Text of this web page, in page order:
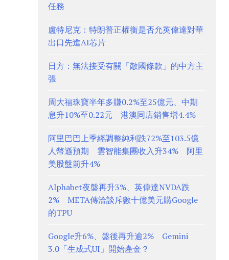
任務
盧特尼克：特朗普正權衡是否允英偉達對華
出口先進AI芯片
日方：無法接受有關「敵國條款」的中方主
張
周大福珠寶半年多賺0.2%至25億元、中期
息升10%至0.22元 港澳同店銷售增4.4%
阿里巴巴上季經調整純利跌72%至103.5億
人幣遜預期 雲智能集團收入升34% 阿里
美股盤前升4%
Alphabet夜盤再升3%、英偉達NVDA跌
2% META傳洽談斥數十億美元購Google
的TPU
Google升6%、盤後再升逾2% Gemini
3.0「生成式UI」開始產金？